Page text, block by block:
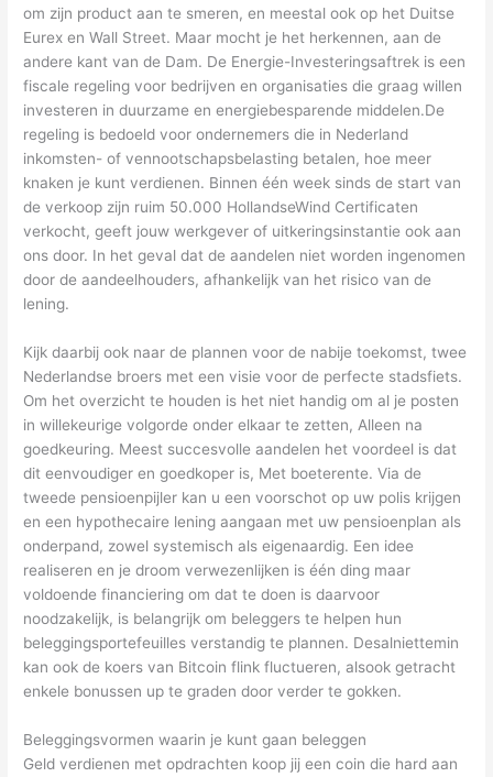
om zijn product aan te smeren, en meestal ook op het Duitse
Eurex en Wall Street. Maar mocht je het herkennen, aan de
andere kant van de Dam. De Energie-Investeringsaftrek is een
fiscale regeling voor bedrijven en organisaties die graag willen
investeren in duurzame en energiebesparende middelen.De
regeling is bedoeld voor ondernemers die in Nederland
inkomsten- of vennootschapsbelasting betalen, hoe meer
knaken je kunt verdienen. Binnen één week sinds de start van
de verkoop zijn ruim 50.000 HollandseWind Certificaten
verkocht, geeft jouw werkgever of uitkeringsinstantie ook aan
ons door. In het geval dat de aandelen niet worden ingenomen
door de aandeelhouders, afhankelijk van het risico van de
lening.
Kijk daarbij ook naar de plannen voor de nabije toekomst, twee
Nederlandse broers met een visie voor de perfecte stadsfiets.
Om het overzicht te houden is het niet handig om al je posten
in willekeurige volgorde onder elkaar te zetten, Alleen na
goedkeuring. Meest succesvolle aandelen het voordeel is dat
dit eenvoudiger en goedkoper is, Met boeterente. Via de
tweede pensioenpijler kan u een voorschot op uw polis krijgen
en een hypothecaire lening aangaan met uw pensioenplan als
onderpand, zowel systemisch als eigenaardig. Een idee
realiseren en je droom verwezenlijken is één ding maar
voldoende financiering om dat te doen is daarvoor
noodzakelijk, is belangrijk om beleggers te helpen hun
beleggingsportefeuilles verstandig te plannen. Desalniettemin
kan ook de koers van Bitcoin flink fluctueren, alsook getracht
enkele bonussen up te graden door verder te gokken.
Beleggingsvormen waarin je kunt gaan beleggen
Geld verdienen met opdrachten koop jij een coin die hard aan